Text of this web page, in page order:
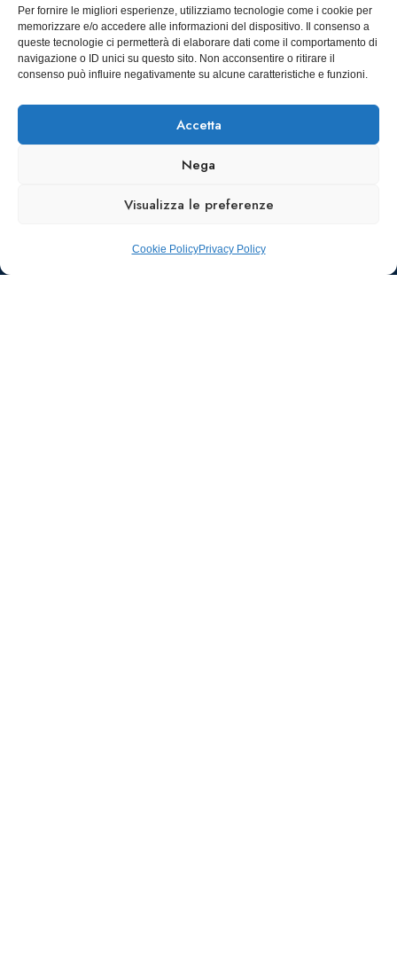
Per fornire le migliori esperienze, utilizziamo tecnologie come i cookie per
memorizzare e/o accedere alle informazioni del dispositivo. Il consenso a
queste tecnologie ci permetterà di elaborare dati come il comportamento di
navigazione o ID unici su questo sito. Non acconsentire o ritirare il
consenso può influire negativamente su alcune caratteristiche e funzioni.
Accetta
Nega
Visualizza le preferenze
Cookie PolicyPrivacy Policy
Tel.: 06328121
infoaiic2026@ega.it
22 10128
Torino
SCARICA